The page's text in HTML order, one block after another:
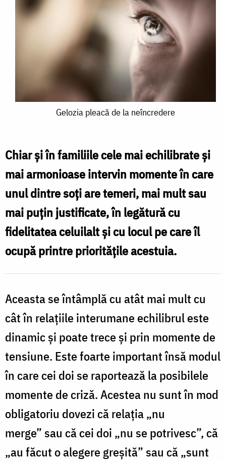
de
la
neîncredere
Gelozia pleacă de la neîncredere
Chiar şi în familiile cele mai echilibrate şi
mai armonioase intervin momente în care
unul dintre soţi are temeri, mai mult sau
mai puţin justificate, în legătură cu
fidelitatea celuilalt și cu locul pe care îl
ocupă printre priorităţile acestuia.
Aceasta se întâmplă cu atât mai mult cu
cât în relaţiile interumane echilibrul este
dinamic şi poate trece şi prin momente de
tensiune. Este foarte important însă modul
în care cei doi se raportează la posibilele
momente de criză. Acestea nu sunt în mod
obligatoriu dovezi că relaţia „nu
merge” sau că cei doi „nu se potrivesc”, că
„au făcut o alegere greşită” sau că „sunt